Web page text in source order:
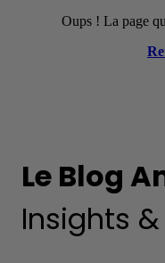
Oups ! La page
Le Blog
Insights